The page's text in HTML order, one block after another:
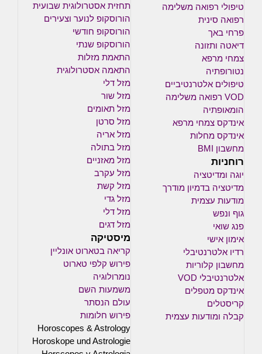
טיפולי רפואה משלימה
רפואה סינית
פרחי באך
דיאטה ותזונה
צמחי מרפא
נטורופתיה
טיפולים אלטרנטיביים
VOD רפואה משלימה
הומאופתיה
אינדקס צמחי מרפא
אינדקס מחלות
מחשבון BMI
רוחניות
יוגה ומדיטציה
מדיטציה בדמיון מודרך
מודעות עצמית
גוף ונפש
פנג שואי
אימון אישי
רדיו אלטרנטיבלי
מחשבון קלוריות
אלטרנטיבלי VOD
אינדקס מטפלים
קריסטלים
קבלה ומודעות עצמית
תחזית אסטרולוגית שבועית
הורוסקופ לנוער וצעירים
הורוסקופ חודשי
הורוסקופ שנתי
התאמת מזלות
התאמה אסטרולוגית
מזל דלי
מזל שור
מזל תאומים
מזל סרטן
מזל אריה
מזל בתולה
מזל מאזניים
מזל עקרב
מזל קשת
מזל גדי
מזל דלי
מזל דגים
מיסטיקה
קריאה בטארוט אונליין
פירוש קלפי טארוט
נומרולוגיה
משמעות השם
עולם הנסתר
פירוש חלומות
Horoscopes & Astrology
Horoskope und Astrologie